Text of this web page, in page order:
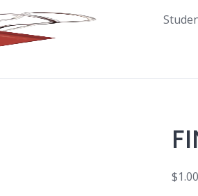
$1.00